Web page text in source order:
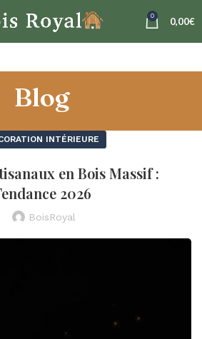
0 0,00€
Blog
INTÉRIEURE
en Bois Massif :
2026
BoisRoyal